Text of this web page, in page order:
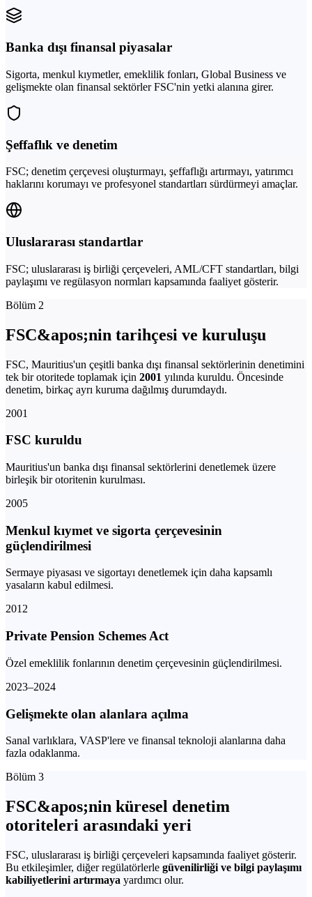
Banka dışı finansal piyasalar
Sigorta, menkul kıymetler, emeklilik fonları, Global Business ve
gelişmekte olan finansal sektörler FSC'nin yetki alanına girer.
Şeffaflık ve denetim
FSC; denetim çerçevesi oluşturmayı, şeffaflığı artırmayı, yatırımcı
haklarını korumayı ve profesyonel standartları sürdürmeyi amaçlar.
Uluslararası standartlar
FSC; uluslararası iş birliği çerçeveleri, AML/CFT standartları, bilgi
paylaşımı ve regülasyon normları kapsamında faaliyet gösterir.
Bölüm 2
FSC&apos;nin tarihçesi ve kuruluşu
FSC, Mauritius'un çeşitli banka dışı finansal sektörlerinin denetimini
tek bir otoritede toplamak için 2001 yılında kuruldu. Öncesinde
denetim, birkaç ayrı kuruma dağılmış durumdaydı.
2001
FSC kuruldu
Mauritius'un banka dışı finansal sektörlerini denetlemek üzere
birleşik bir otoritenin kurulması.
2005
Menkul kıymet ve sigorta çerçevesinin
güçlendirilmesi
Sermaye piyasası ve sigortayı denetlemek için daha kapsamlı
yasaların kabul edilmesi.
2012
Private Pension Schemes Act
Özel emeklilik fonlarının denetim çerçevesinin güçlendirilmesi.
2023–2024
Gelişmekte olan alanlara açılma
Sanal varlıklara, VASP'lere ve finansal teknoloji alanlarına daha
fazla odaklanma.
Bölüm 3
FSC&apos;nin küresel denetim
otoriteleri arasındaki yeri
FSC, uluslararası iş birliği çerçeveleri kapsamında faaliyet gösterir.
Bu etkileşimler, diğer regülatörlerle güvenilirliği ve bilgi paylaşımı
kabiliyetlerini artırmaya yardımcı olur.